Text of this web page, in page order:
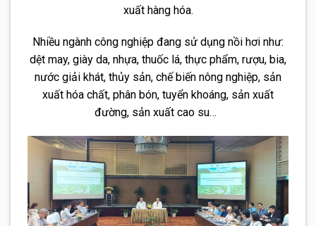
xuất hàng hóa.
Nhiều ngành công nghiệp đang sử dụng nồi hơi như:
dệt may, giày da, nhựa, thuốc lá, thực phẩm, rượu, bia,
nước giải khát, thủy sản, chế biến nông nghiệp, sản
xuất hóa chất, phân bón, tuyển khoáng, sản xuất
đường, sản xuất cao su…